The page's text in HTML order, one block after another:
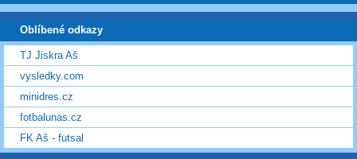
Oblíbené odkazy
TJ Jiskra Aš
vysledky.com
minidres.cz
fotbalunas.cz
FK Aš - futsal